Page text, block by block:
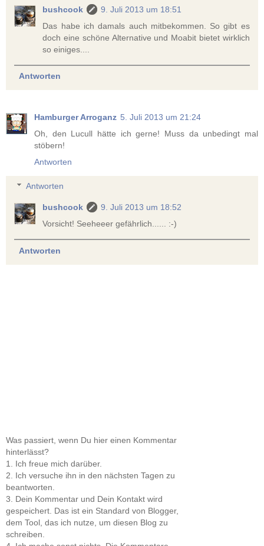
bushcook
9. Juli 2013 um 18:51
Das habe ich damals auch mitbekommen. So gibt es
doch eine schöne Alternative und Moabit bietet wirklich
so einiges....
Antworten
Hamburger Arroganz 5. Juli 2013 um 21:24
Oh, den Lucull hätte ich gerne! Muss da unbedingt mal
stöbern!
Antworten
Antworten
bushcook
9. Juli 2013 um 18:52
Vorsicht! Seeheeer gefährlich...... :-)
Antworten
Was passiert, wenn Du hier einen Kommentar
hinterlässt?
1. Ich freue mich darüber.
2. Ich versuche ihn in den nächsten Tagen zu
beantworten.
3. Dein Kommentar und Dein Kontakt wird
gespeichert. Das ist ein Standard von Blogger,
dem Tool, das ich nutze, um diesen Blog zu
schreiben.